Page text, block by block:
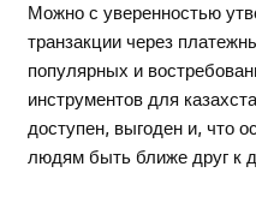
Можно с уверенностью
транзакции через
популярных и
инструментов для
доступен, выгоден и, что
людям быть ближе друг к